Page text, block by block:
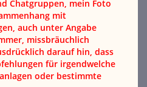
Chatgruppen, mein Foto
mit
auch unter Angabe
missbräuchlich
darauf hin, dass
für irgendwelche
oder bestimmte